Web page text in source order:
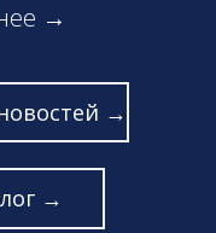
→
→
→